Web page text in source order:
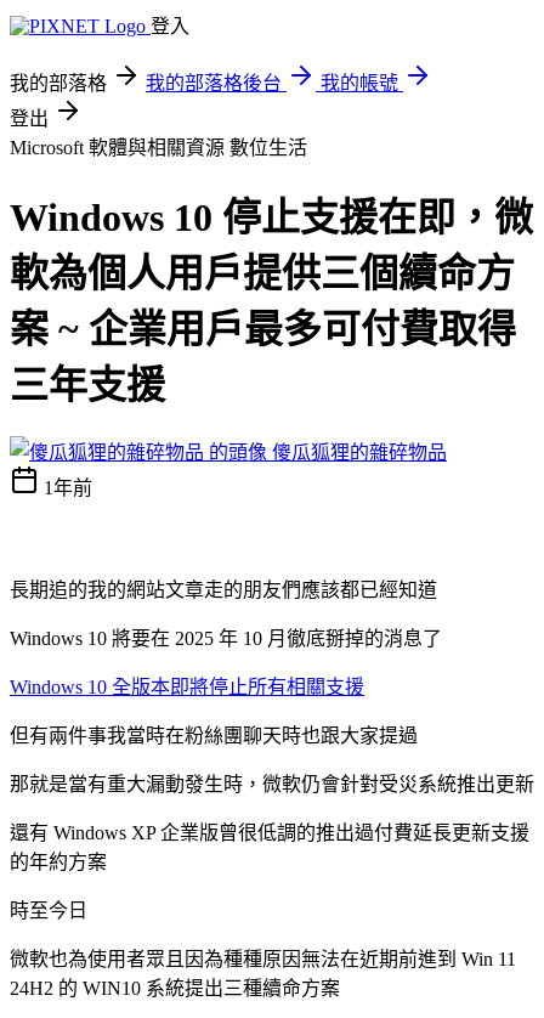
登入
我的部落格 我的部落格後台
我的帳號
登出
Microsoft 軟體與相關資源 數位生活
Windows 10 停止支援在即，微
軟為個人用戶提供三個續命方
案 ~ 企業用戶最多可付費取得
三年支援
傻瓜狐狸的雜碎物品
1年前
長期追的我的網站文章走的朋友們應該都已經知道
Windows 10 將要在 2025 年 10 月徹底掰掉的消息了
Windows 10 全版本即將停止所有相關支援
但有兩件事我當時在粉絲團聊天時也跟大家提過
那就是當有重大漏動發生時，微軟仍會針對受災系統推出更新
還有 Windows XP 企業版曾很低調的推出過付費延長更新支援
的年約方案
時至今日
微軟也為使用者眾且因為種種原因無法在近期前進到 Win 11
24H2 的 WIN10 系統提出三種續命方案